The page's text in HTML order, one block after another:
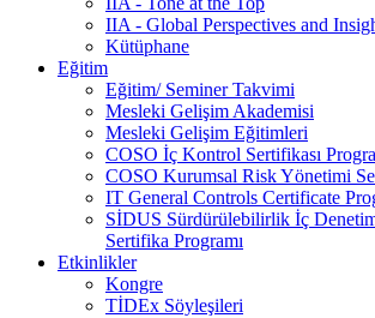
IIA - Global Perspectives and
Kütüphane
Eğitim
Eğitim/ Seminer Takvimi
Mesleki Gelişim Akademisi
Mesleki Gelişim Eğitimleri
COSO İç Kontrol Sertifikası
COSO Kurumsal Risk Yönetimi
IT General Controls Certificate
SİDUS Sürdürülebilirlik İç Denetim
Sertifika Programı
Etkinlikler
Kongre
TİDEx Söyleşileri